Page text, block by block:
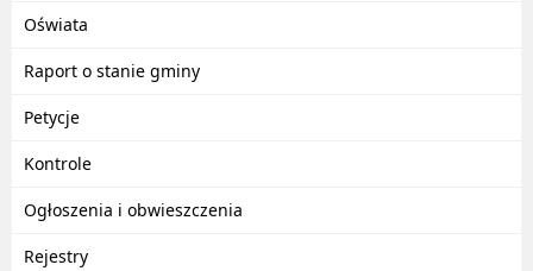
Oświata
Raport o stanie gminy
Petycje
Kontrole
Ogłoszenia i obwieszczenia
Rejestry